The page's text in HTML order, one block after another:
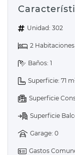
Unidad: 302
2 Habitaciones
Baños: 1
Superficie: 71
Superficie
Superficie
Garage: 0
Gastos